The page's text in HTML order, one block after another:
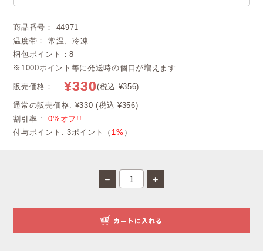
商品番号： 44971
温度帯： 常温、冷凍
梱包ポイント：8
※1000ポイント毎に発送時の個口が増えます
販売価格： ¥330(税込 ¥356)
通常の販売価格: ¥330 (税込 ¥356)
割引率 :0%オフ!!
付与ポイント: 3ポイント（ 1% ）
カートに入れる